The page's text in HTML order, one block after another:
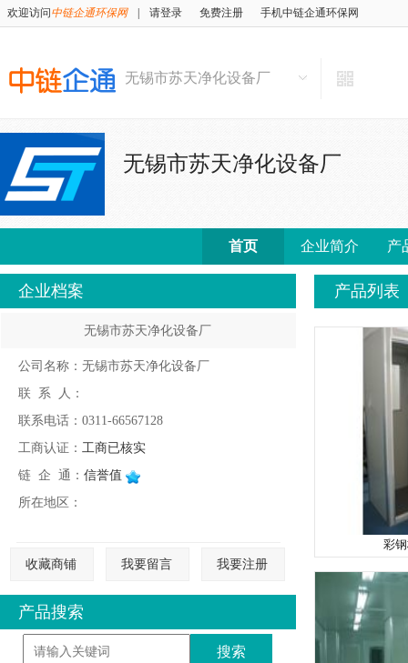
欢迎访问 中链企通环保网 请登录 免费注册 手机中链企通环保网
无锡市苏天净化设备厂
无锡市苏天净化设备厂
首页 企业简介 产
企业档案
无锡市苏天净化设备厂
公司名称：无锡市苏天净化设备厂
联 系 人：
联系电话：0311-66567128
工商认证： 工商已核实
链 企 通： 信誉值
所在地区：
收藏商铺 我要留言 我要注册
产品搜索
产品列表
彩